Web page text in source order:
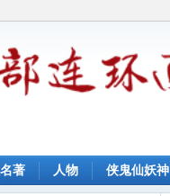
著 人物 侠鬼仙妖神